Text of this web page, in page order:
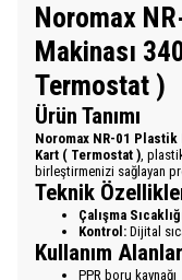
Noromax
Makinası
Termostat )
Ürün Tanımı
Noromax NR-01 Plastik
Kart ( Termostat ),
birleştirmenizi sağlayan
Teknik
Çalışma
Kontrol: Dijital
Kullanım
PPR boru kaynağı